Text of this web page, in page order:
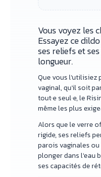
Vous voyez les
Essayez ce
ses reliefs et
longueur.
Que vous l'utilisiez
vaginal, qu'il soit
tout·e seul·e, le
même les plus
Alors que le verre
rigide, ses reliefs
parois vaginales ou
plonger dans l'eau
ses capacités de